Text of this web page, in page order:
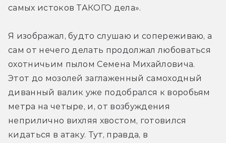
самых истоков ТАКОГО дела».
Я изображал, будто слушаю и сопереживаю, а
сам от нечего делать продолжал любоваться
охотничьим пылом Семена Михайловича.
Этот до мозолей заглаженный самоходный
диванный валик уже подобрался к воробьям
метра на четыре, и, от возбуждения
неприлично вихляя хвостом, готовился
кидаться в атаку. Тут, правда, в